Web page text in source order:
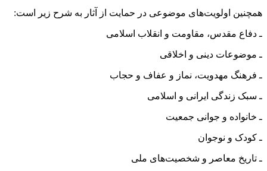
همچنین اولویت‌های موضوعی در حمایت از آثار به شرح زیر است:
ـ دفاع مقدس، مقاومت و انقلاب اسلامی
ـ موضوعات دینی و اخلاقی
ـ فرهنگ مهدویت، نماز و عفاف و حجاب
ـ سبک زندگی ایرانی و اسلامی
ـ خانواده و جوانی جمعیت
ـ کودک و نوجوان
ـ تاریخ معاصر و شخصیت‌های ملی